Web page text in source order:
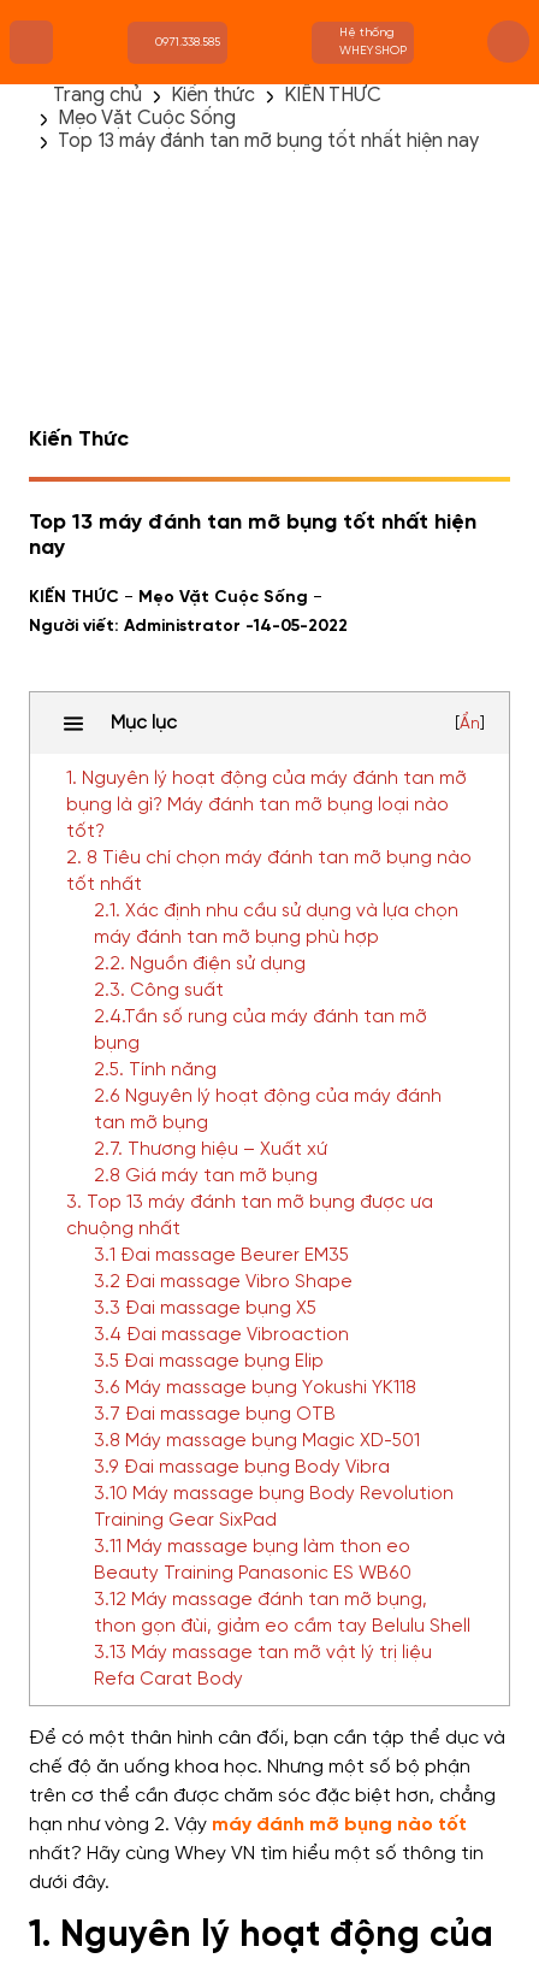
TRANG CHỦ
FLASH SALE
0971.338.585
Hệ thống
WHEYSHOP
Trang chủ Kiến thức
KIẾN THỨC
Mẹo Vặt Cuộc Sống
Top 13 máy đánh tan mỡ bụng tốt nhất hiện nay
Kiến Thức
Top 13 máy đánh tan mỡ bụng tốt nhất hiện
nay
KIẾN THỨC - Mẹo Vặt Cuộc Sống -
Người viết: Administrator -14-05-2022
Mục lục Ẩn
1. Nguyên lý hoạt động của máy đánh tan mỡ
bụng là gì? Máy đánh tan mỡ bụng loại nào
tốt?
2. 8 Tiêu chí chọn máy đánh tan mỡ bụng nào
tốt nhất
2.1. Xác định nhu cầu sử dụng và lựa chọn
máy đánh tan mỡ bụng phù hợp
2.2. Nguồn điện sử dụng
2.3. Công suất
2.4.Tần số rung của máy đánh tan mỡ
bụng
2.5. Tính năng
2.6 Nguyên lý hoạt động của máy đánh
tan mỡ bụng
2.7. Thương hiệu – Xuất xứ
2.8 Giá máy tan mỡ bụng
3. Top 13 máy đánh tan mỡ bụng được ưa
chuộng nhất
3.1 Đai massage Beurer EM35
3.2 Đai massage Vibro Shape
3.3 Đai massage bụng X5
3.4 Đai massage Vibroaction
3.5 Đai massage bụng Elip
3.6 Máy massage bụng Yokushi YK118
3.7 Đai massage bụng OTB
3.8 Máy massage bụng Magic XD-501
3.9 Đai massage bụng Body Vibra
3.10 Máy massage bụng Body Revolution
Training Gear SixPad
3.11 Máy massage bụng làm thon eo
Beauty Training Panasonic ES WB60
3.12 Máy massage đánh tan mỡ bụng,
thon gọn đùi, giảm eo cầm tay Belulu Shell
3.13 Máy massage tan mỡ vật lý trị liệu
Refa Carat Body
Để có một thân hình cân đối, bạn cần tập thể dục và
chế độ ăn uống khoa học. Nhưng một số bộ phận
trên cơ thể cần được chăm sóc đặc biệt hơn, chẳng
hạn như vòng 2. Vậy máy đánh mỡ bụng nào tốt
nhất? Hãy cùng Whey VN tìm hiểu một số thông tin
dưới đây.
1. Nguyên lý hoạt động của